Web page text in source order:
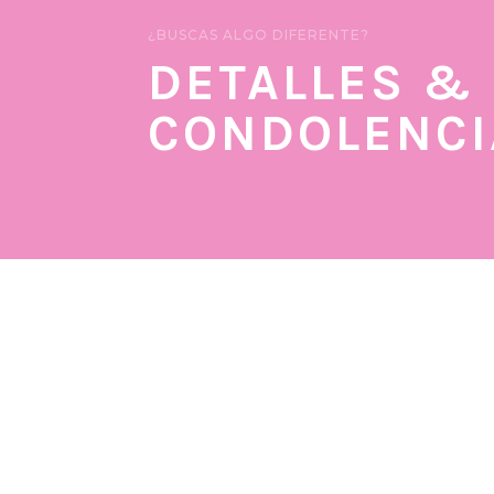
¿BUSCAS ALGO DIFERENTE?
DETALLES &